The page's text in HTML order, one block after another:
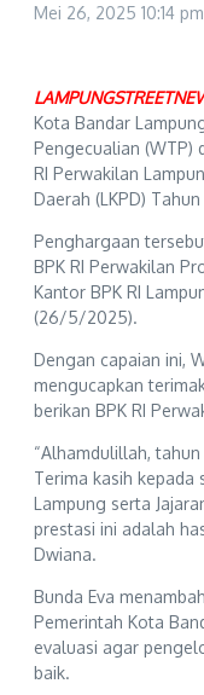
Mei 26, 2025 10:14 pm
Kota Bandar
Pengecualian (WTP)
RI Perwakilan
Daerah (LKPD)
Penghargaan
BPK RI Perwakilan
Kantor BPK RI
(26/5/2025).
Dengan capaian ini,
mengucapkan
berikan BPK RI
“Alhamdulillah,
Terima kasih kepada
Lampung serta
prestasi ini adalah
Dwiana.
Bunda Eva
Pemerintah Kota
evaluasi agar
baik.